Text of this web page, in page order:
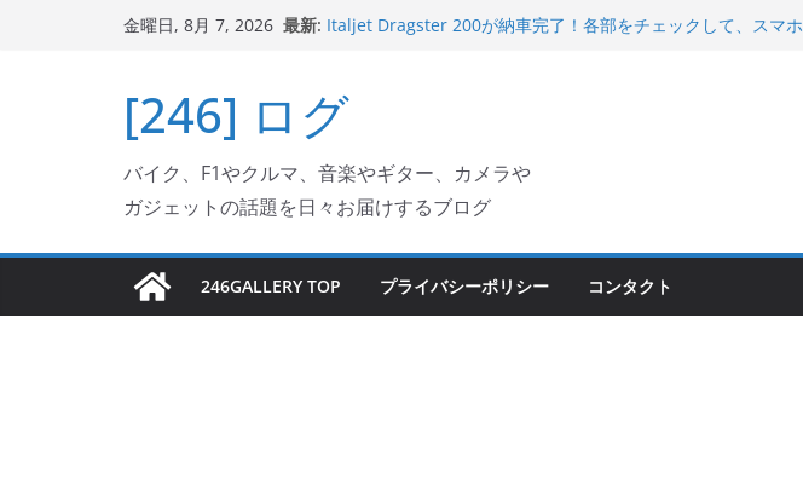
キ
プ
金曜日, 8月 7, 2026 最新: Italjet Dragster 200が納車完了！各部をチェックして、スマホ
Ken Block 逝去
岩手県奥州市へのふるさと納税で KGR HARMONY 南部鉄器エ
Italjet Dragster 200のフロントISSサスの動きが判ったらコーナ
リングが楽しくなった
[246] ログ
バイク、F1やクルマ、音楽やギター、カメラや
ガジェットの話題を日々お届けするブログ
246GALLERY TOP プライバシーポリシー コンタクト